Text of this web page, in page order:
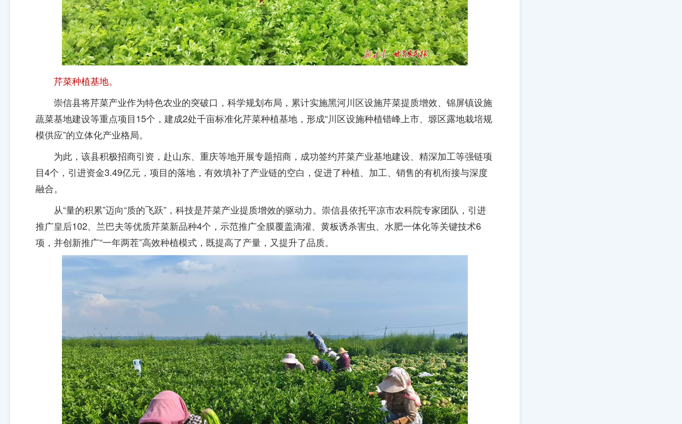
芹菜种植基地。
崇信县将芹菜产业作为特色农业的突破口，科学规划布局，累计实施黑河川区设施芹菜提质增效、锦屏镇设施
蔬菜基地建设等重点项目15个，建成2处千亩标准化芹菜种植基地，形成“川区设施种植错峰上市、塬区露地栽培规
模供应”的立体化产业格局。
为此，该县积极招商引资，赴山东、重庆等地开展专题招商，成功签约芹菜产业基地建设、精深加工等强链项
目4个，引进资金3.49亿元，项目的落地，有效填补了产业链的空白，促进了种植、加工、销售的有机衔接与深度
融合。
从“量的积累”迈向“质的飞跃”，科技是芹菜产业提质增效的驱动力。崇信县依托平凉市农科院专家团队，引进
推广皇后102、兰巴夫等优质芹菜新品种4个，示范推广全膜覆盖滴灌、黄板诱杀害虫、水肥一体化等关键技术6
项，并创新推广“一年两茬”高效种植模式，既提高了产量，又提升了品质。